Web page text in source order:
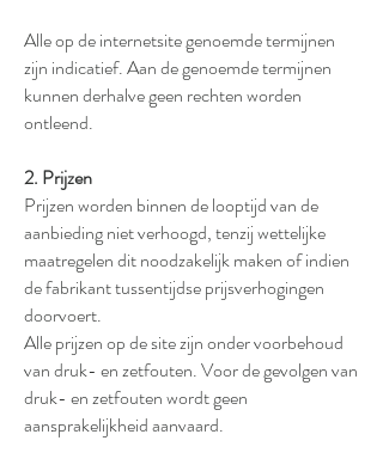
Alle op de internetsite genoemde termijnen
zijn indicatief. Aan de genoemde termijnen
kunnen derhalve geen rechten worden
ontleend.
2. Prijzen
Prijzen worden binnen de looptijd van de
aanbieding niet verhoogd, tenzij wettelijke
maatregelen dit noodzakelijk maken of indien
de fabrikant tussentijdse prijsverhogingen
doorvoert.
Alle prijzen op de site zijn onder voorbehoud
van druk- en zetfouten. Voor de gevolgen van
druk- en zetfouten wordt geen
aansprakelijkheid aanvaard.